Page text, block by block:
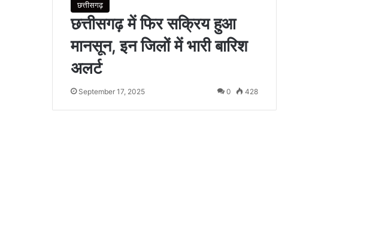
छत्तीसगढ़
छत्तीसगढ़ में फिर सक्रिय हुआ
मानसून, इन जिलों में भारी बारिश
अलर्ट
September 17, 2025 0 428